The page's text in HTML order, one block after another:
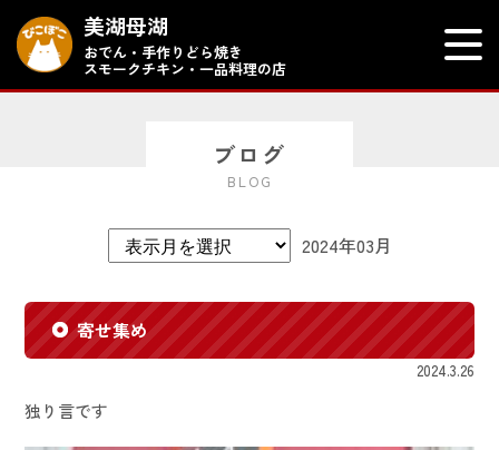
美湖母湖
おでん・手作りどら焼き
スモークチキン・一品料理の店
ブログ
BLOG
2024年03月
寄せ集め
2024.3.26
独り言です